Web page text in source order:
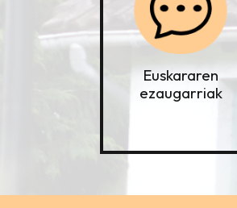
Euskararen
ezaugarriak